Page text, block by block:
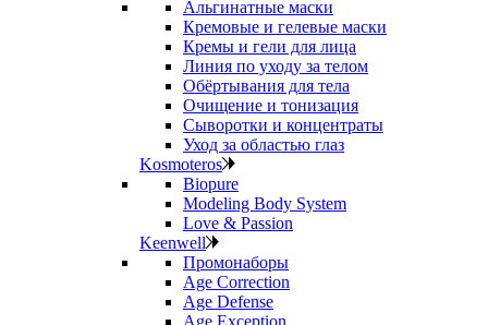
Альгинатные маски
Кремовые и гелевые маски
Кремы и гели для лица
Линия по уходу за телом
Обёртывания для тела
Очищение и тонизация
Сыворотки и концентраты
Уход за областью глаз
Kosmoteros
Biopure
Modeling Body System
Love & Passion
Keenwell
Промонаборы
Age Correction
Age Defense
Age Exception